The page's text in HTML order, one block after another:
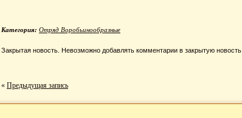
Категория: Отряд Воробьинообразные
Закрытая новость. Невозможно добавлять комментарии в закрытую новость
« Предыдущая запись